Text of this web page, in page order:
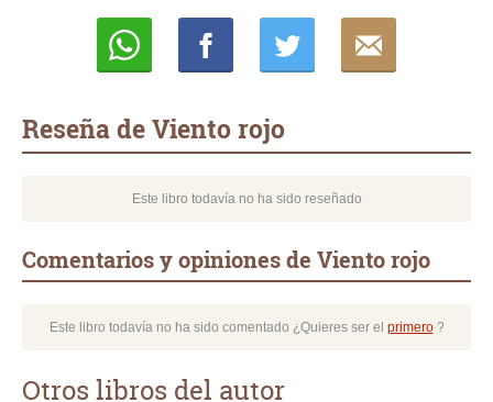
Reseña de Viento rojo
Este libro todavía no ha sido reseñado
Comentarios y opiniones de Viento rojo
Este libro todavía no ha sido comentado ¿Quieres ser el primero?
Otros libros del autor